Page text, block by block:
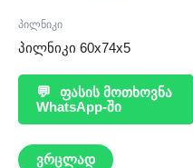
პილნიკი
პილნიკი 60x74x5
💬
ფასის მოთხოვნა
WhatsApp-ში
ვრცლად